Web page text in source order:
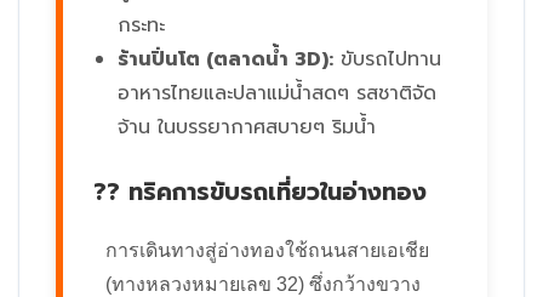
กระทะ
ร้านปิ่นโต (ตลาดน้ำ 3D): ขับรถไปทาน
อาหารไทยและปลาแม่น้ำสดๆ รสชาติจัด
จ้าน ในบรรยากาศสบายๆ ริมน้ำ
?? ทริคการขับรถเที่ยวในอ่างทอง
การเดินทางสู่อ่างทองใช้ถนนสายเอเชีย
(ทางหลวงหมายเลข 32) ซึ่งกว้างขวาง